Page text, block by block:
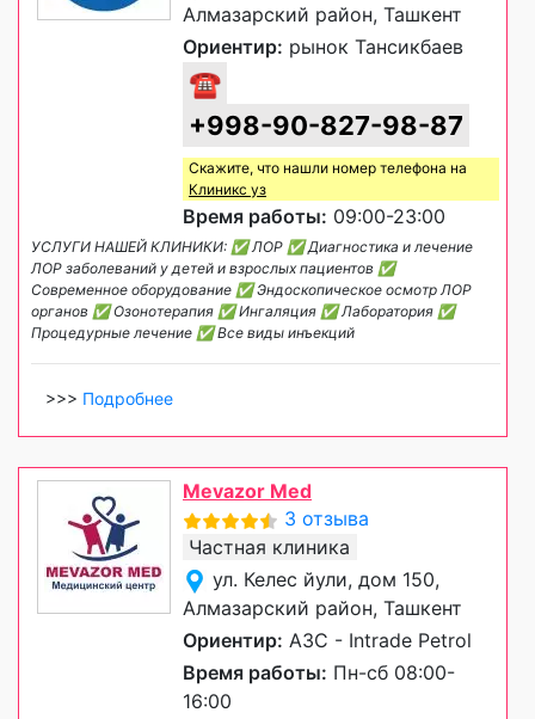
Алмазарский район, Ташкент
Ориентир: рынок Тансикбаев
☎
+998-90-827-98-87
Скажите, что нашли номер телефона на
Клиникс уз
Время работы: 09:00-23:00
УСЛУГИ НАШЕЙ КЛИНИКИ: ✅ ЛОР ✅ Диагностика и лечение
ЛОР заболеваний у детей и взрослых пациентов ✅
Современное оборудование ✅ Эндоскопическое осмотр ЛОР
органов ✅ Озонотерапия ✅ Ингаляция ✅ Лаборатория ✅
Процедурные лечение ✅ Все виды инъекций
>>> Подробнее
Mevazor Med
3 отзыва
Частная клиника
ул. Келес йули, дом 150,
Алмазарский район, Ташкент
Ориентир: АЗС - Intrade Petrol
Время работы: Пн-сб 08:00-
16:00